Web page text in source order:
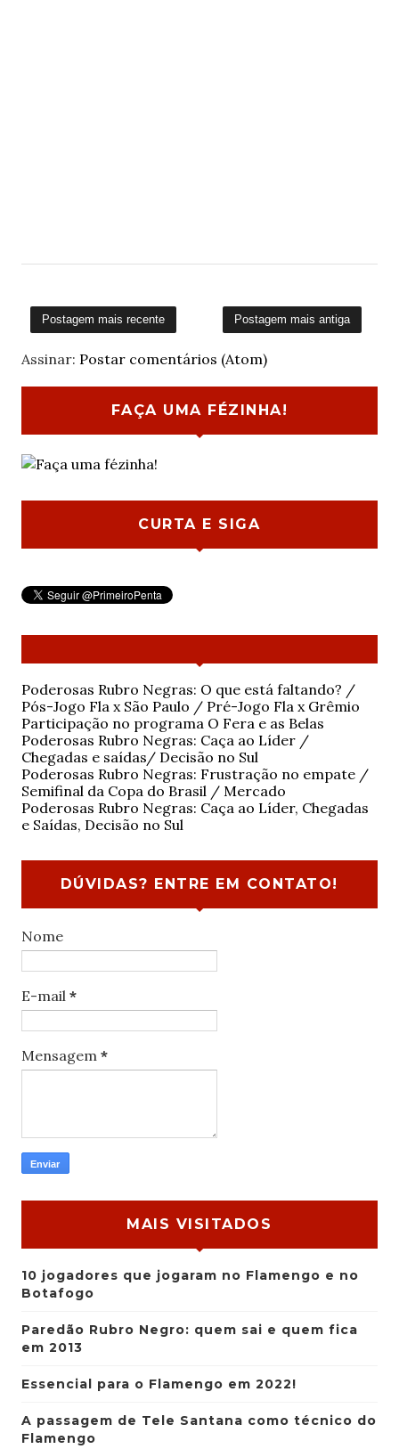
Postagem mais recente Postagem mais antiga
Assinar: Postar comentários (Atom)
FAÇA UMA FÉZINHA!
CURTA E SIGA
Poderosas Rubro Negras: O que está faltando? /
Pós-Jogo Fla x São Paulo / Pré-Jogo Fla x Grêmio
Participação no programa O Fera e as Belas
Poderosas Rubro Negras: Caça ao Líder /
Chegadas e saídas/ Decisão no Sul
Poderosas Rubro Negras: Frustração no empate /
Semifinal da Copa do Brasil / Mercado
Poderosas Rubro Negras: Caça ao Líder, Chegadas
e Saídas, Decisão no Sul
DÚVIDAS? ENTRE EM CONTATO!
Nome
E-mail *
Mensagem *
MAIS VISITADOS
10 jogadores que jogaram no Flamengo e no
Botafogo
Paredão Rubro Negro: quem sai e quem fica
em 2013
Essencial para o Flamengo em 2022!
A passagem de Tele Santana como técnico do
Flamengo